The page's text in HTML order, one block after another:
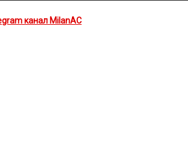
канал MilanAC